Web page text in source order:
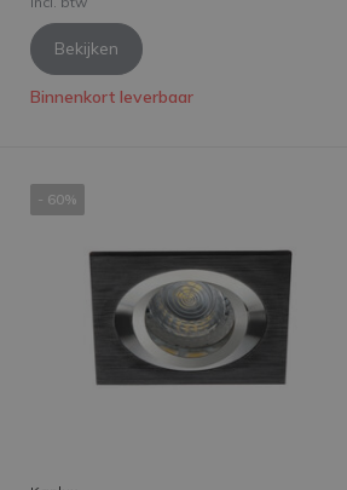
Bekijken
Binnenkort leverbaar
- 60%